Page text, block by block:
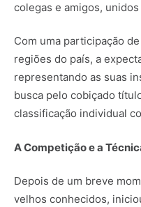
colegas e amigos,
Com uma participação
regiões do país, a
representando as suas
busca pelo cobiçado
classificação individual
A Competição e a
Depois de um breve
velhos conhecidos,